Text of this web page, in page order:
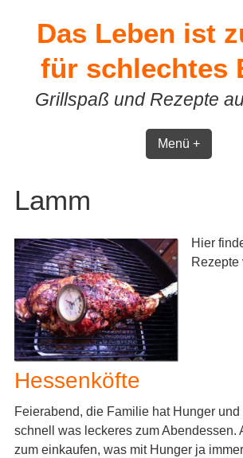
contentDas Leben ist
für schlechtes
Grillspaß und Rezepte
Menü +
Lamm
Hier
Rezepte
Hessenköfte
Feierabend, die Familie hat Hunger
schnell was leckeres zum Abendessen.
zum einkaufen, was mit Hunger ja